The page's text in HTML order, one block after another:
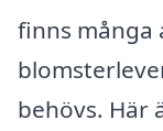
finns många
behövs. Här